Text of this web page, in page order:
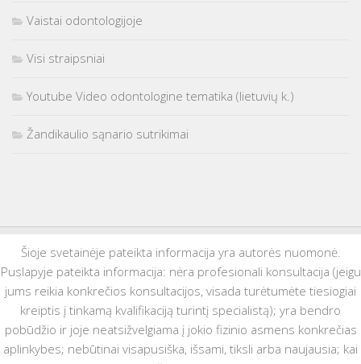
Vaistai odontologijoje
Visi straipsniai
Youtube Video odontologine tematika (lietuvių k.)
Žandikaulio sąnario sutrikimai
Šioje svetainėje pateikta informacija yra autorės nuomonė.
Puslapyje pateikta informacija: nėra profesionali konsultacija (jeigu
jums reikia konkrečios konsultacijos, visada turėtumėte tiesiogiai
kreiptis į tinkamą kvalifikaciją turintį specialistą); yra bendro
pobūdžio ir joje neatsižvelgiama į jokio fizinio asmens konkrečias
aplinkybes; nebūtinai visapusiška, išsami, tiksli arba naujausia; kai